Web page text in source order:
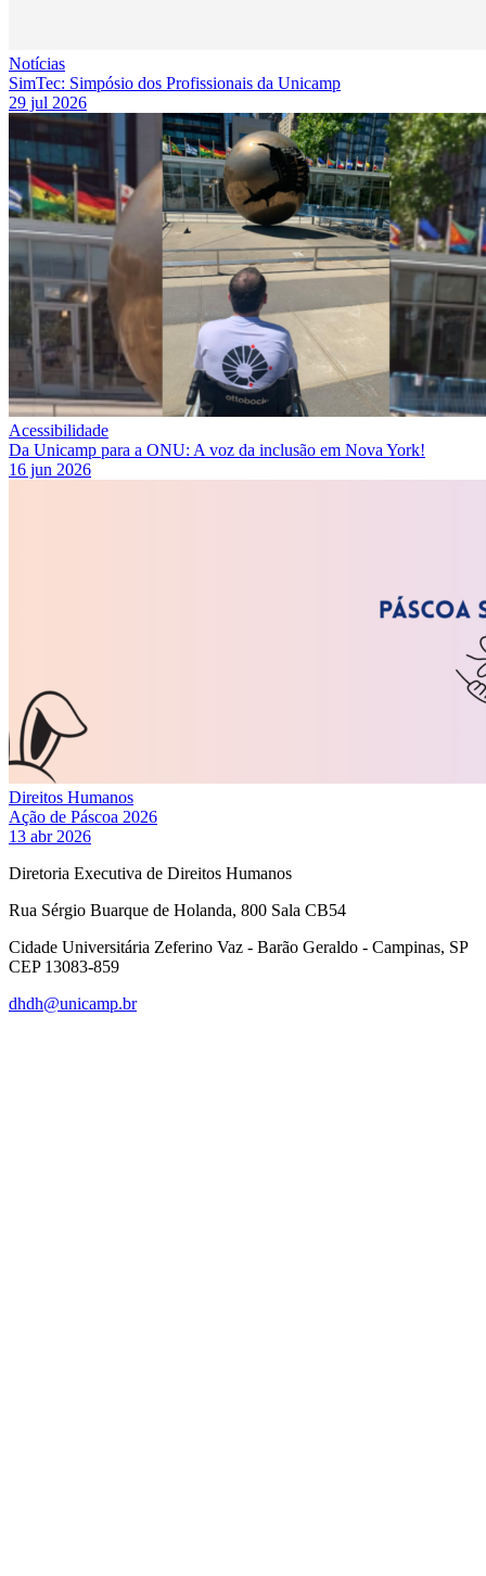
Notícias
SimTec: Simpósio dos Profissionais da Unicamp
29 jul 2026
Acessibilidade
Da Unicamp para a ONU: A voz da inclusão em Nova York!
16 jun 2026
Direitos Humanos
Ação de Páscoa 2026
13 abr 2026
Diretoria Executiva de Direitos Humanos
Rua Sérgio Buarque de Holanda, 800 Sala CB54
Cidade Universitária Zeferino Vaz - Barão Geraldo - Campinas, SP
CEP 13083-859
dhdh@unicamp.br